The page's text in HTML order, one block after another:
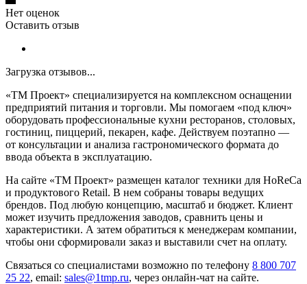
Нет оценок
Оставить отзыв
Загрузка отзывов...
«ТМ Проект» специализируется на комплексном оснащении
предприятий питания и торговли. Мы помогаем «под ключ»
оборудовать профессиональные кухни ресторанов, столовых,
гостиниц, пиццерий, пекарен, кафе. Действуем поэтапно —
от консультации и анализа гастрономического формата до
ввода объекта в эксплуатацию.
На сайте «ТМ Проект» размещен каталог техники для HoReCa
и продуктового Retail. В нем собраны товары ведущих
брендов. Под любую концепцию, масштаб и бюджет. Клиент
может изучить предложения заводов, сравнить цены и
характеристики. А затем обратиться к менеджерам компании,
чтобы они сформировали заказ и выставили счет на оплату.
Связаться со специалистами возможно по телефону 8 800 707
25 22, email: sales@1tmp.ru, через онлайн-чат на сайте.